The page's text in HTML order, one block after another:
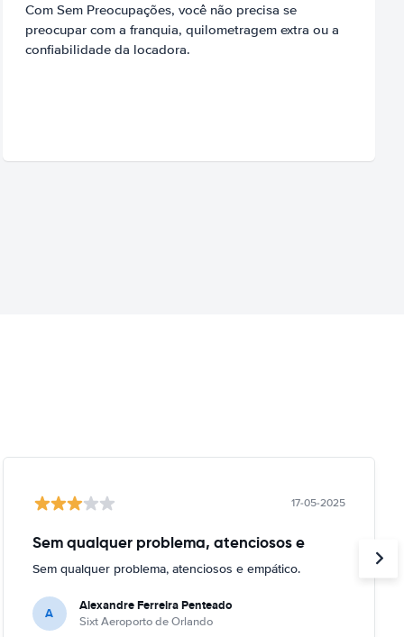
Com Sem Preocupações, você não precisa se
preocupar com a franquia, quilometragem extra ou a
confiabilidade da locadora.
17-05-2025
Sem qualquer problema, atenciosos e
Sem qualquer problema, atenciosos e empático.
A Alexandre Ferreira Penteado
Sixt Aeroporto de Orlando